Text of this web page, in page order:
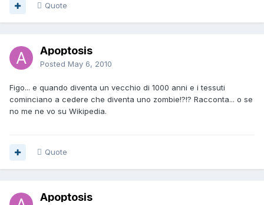
Quote
Apoptosis
Posted May 6, 2010
Figo... e quando diventa un vecchio di 1000 anni e i tessuti
cominciano a cedere che diventa uno zombie!?!? Racconta... o se
no me ne vo su Wikipedia.
Quote
Apoptosis